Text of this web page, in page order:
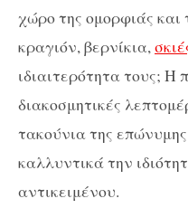
χώρο της ομορφιάς και
κραγιόν, βερνίκια,
ιδιαιτερότητα τους; Η
διακοσμητικές
τακούνια της
καλλυντικά την
αντικειμένου.